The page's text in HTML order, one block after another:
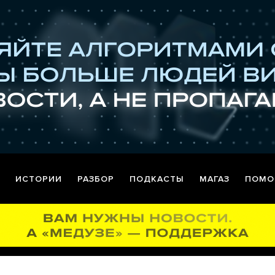
ИСТОРИИ РАЗБОР ПОДКАСТЫ МАГАЗ